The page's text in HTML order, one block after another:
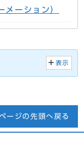
メーション）
表示
ージの先頭へ戻る